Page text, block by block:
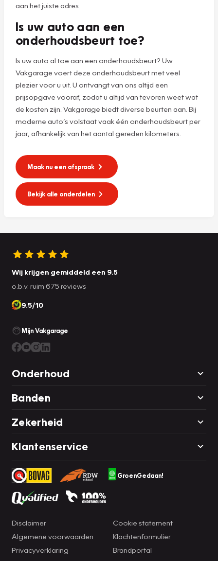
aan het juiste adres.
Is uw auto aan een
onderhoudsbeurt toe?
Is uw auto al toe aan een onderhoudsbeurt? Uw
Vakgarage voert deze onderhoudsbeurt met veel
plezier voor u uit. U ontvangt van ons altijd een
prijsopgave vooraf, zodat u altijd van tevoren weet wat
de kosten zijn. Vakgarage biedt diverse beurten aan. Bij
moderne auto’s volstaat vaak één onderhoudsbeurt per
jaar, afhankelijk van het aantal gereden kilometers.
Maak nu een afspraak
Bekijk alle onderdelen
Wij krijgen gemiddeld een 9.5
o.b.v. ruim 675 reviews
9.5/10
Mijn Vakgarage
Onderhoud
Banden
Zekerheid
Klantenservice
GroenGedaan!
Disclaimer
Algemene voorwaarden
Privacyverklaring
Cookie statement
Klachtenformulier
Brandportal